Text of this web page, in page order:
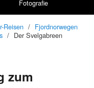
Fotografie
Reisen / Fjordnorwegen
/ Der Svelgabreen
zum